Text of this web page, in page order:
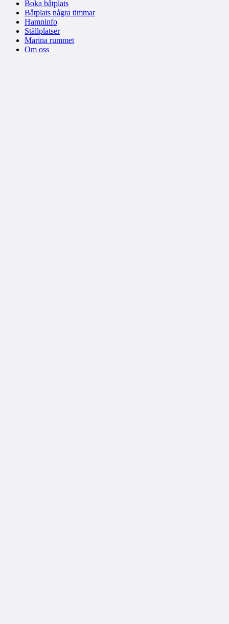
Boka båtplats
Båtplats några timmar
Hamninfo
Ställplatser
Marina rummet
Om oss